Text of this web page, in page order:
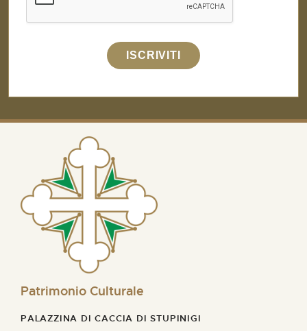
ISCRIVITI
Patrimonio Culturale
PALAZZINA DI CACCIA DI STUPINIGI